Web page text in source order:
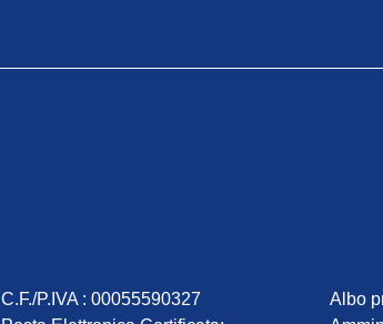
C.F./P.IVA : 00055590327
Albo